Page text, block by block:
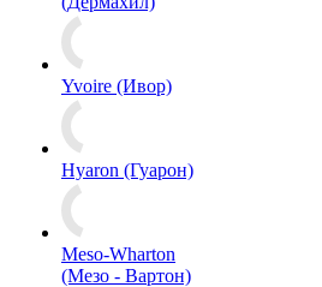
Yvoire (Ивор)
Hyaron (Гуарон)
Meso-Wharton
(Мезо - Вартон)